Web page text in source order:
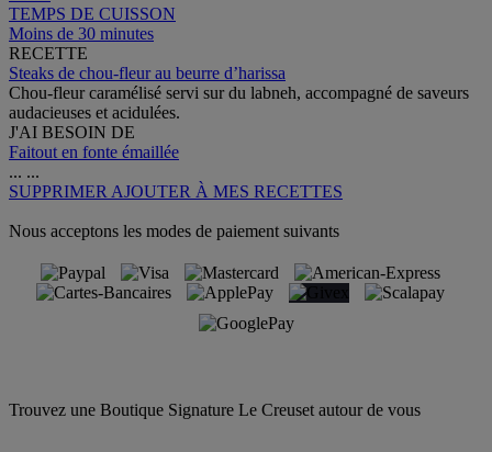
TEMPS DE CUISSON
Moins de 30 minutes
RECETTE
Steaks de chou-fleur au beurre d’harissa
Chou-fleur caramélisé servi sur du labneh, accompagné de saveurs
audacieuses et acidulées.
J'AI BESOIN DE
Faitout en fonte émaillée
... ...
SUPPRIMER AJOUTER À MES RECETTES
Nous acceptons les modes de paiement suivants
Trouvez une Boutique Signature Le Creuset autour de vous